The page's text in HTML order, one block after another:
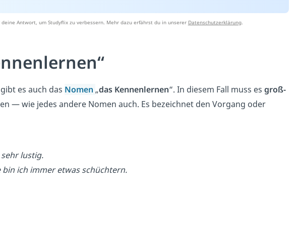
Antwort, um Studyflix zu verbessern. Mehr dazu erfährst du in unserer Datenschutzerklärung.
es auch das Nomen „das Kennenlernen“. In diesem Fall muss es groß-
— wie jedes andere Nomen auch. Es bezeichnet den Vorgang oder
lustig.
ich immer etwas schüchtern.